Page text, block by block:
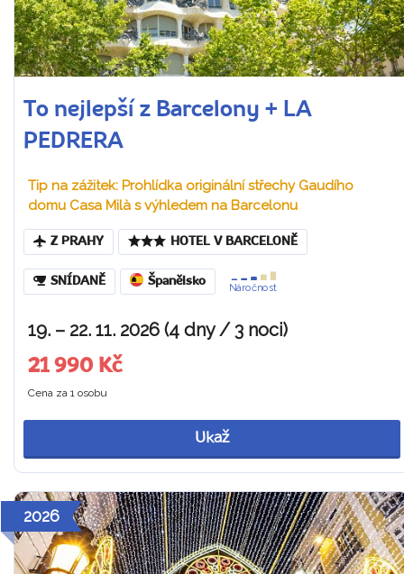
To nejlepší z Barcelony + LA
PEDRERA
Tip na zážitek: Prohlídka originální střechy Gaudího
domu Casa Milà s výhledem na Barcelonu
Z PRAHY HOTEL V BARCELONĚ
SNÍDANĚ Španělsko
Náročnost
19. – 22. 11. 2026 (4 dny / 3 noci)
21 990 Kč
Cena za 1 osobu
Ukaž
2026